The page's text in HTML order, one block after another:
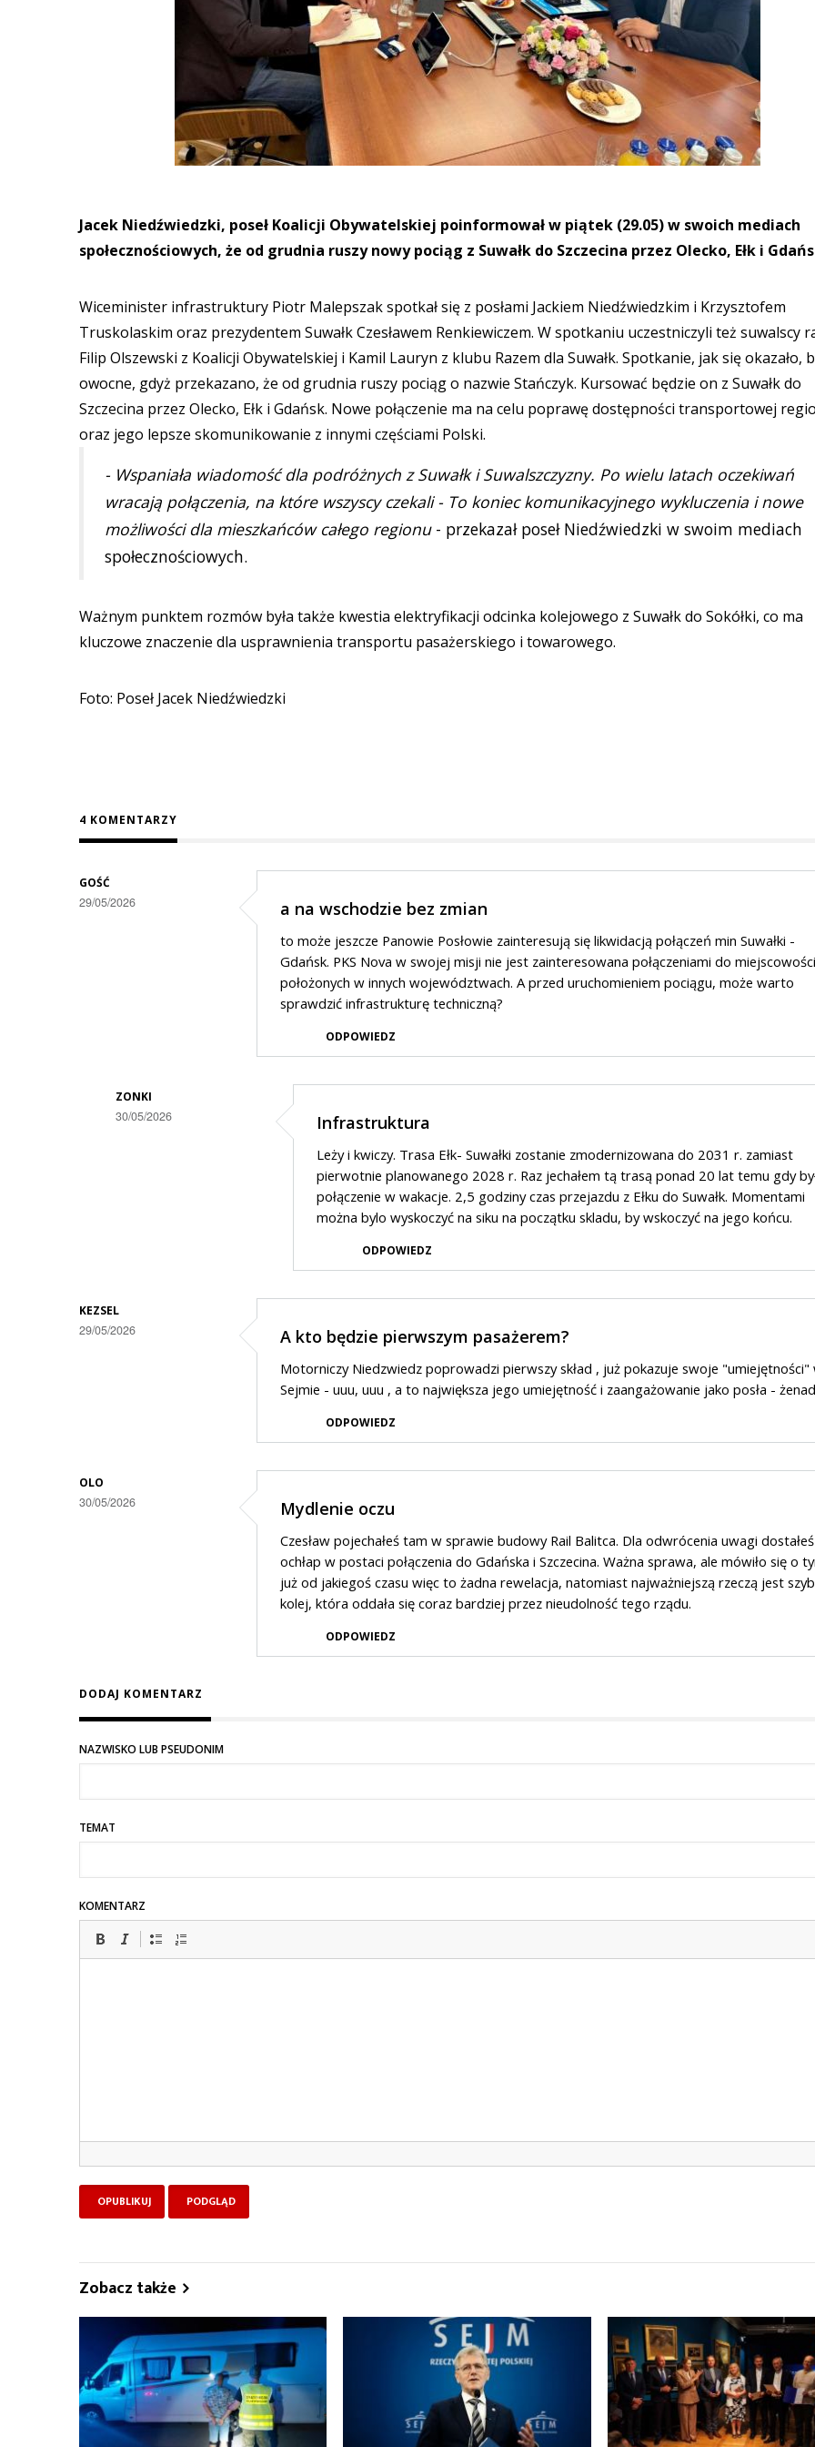
Jacek Niedźwiedzki, poseł Koalicji Obywatelskiej poinformował w piątek (29.05) w swoich mediach
społecznościowych, że od grudnia ruszy nowy pociąg z Suwałk do Szczecina przez Olecko, Ełk i
Wiceminister infrastruktury Piotr Malepszak spotkał się z posłami Jackiem Niedźwiedzkim i Krzysztofem
Truskolaskim oraz prezydentem Suwałk Czesławem Renkiewiczem. W spotkaniu uczestniczyli też suwalscy
Filip Olszewski z Koalicji Obywatelskiej i Kamil Lauryn z klubu Razem dla Suwałk. Spotkanie, jak się okazało,
owocne, gdyż przekazano, że od grudnia ruszy pociąg o nazwie Stańczyk. Kursować będzie on z Suwałk do
Szczecina przez Olecko, Ełk i Gdańsk. Nowe połączenie ma na celu poprawę dostępności transportowej
oraz jego lepsze skomunikowanie z innymi częściami Polski.
- Wspaniała wiadomość dla podróżnych z Suwałk i Suwalszczyzny. Po wielu latach oczekiwań
wracają połączenia, na które wszyscy czekali - To koniec komunikacyjnego wykluczenia i nowe
możliwości dla mieszkańców całego regionu - przekazał poseł Niedźwiedzki w swoim mediach
społecznościowych.
Ważnym punktem rozmów była także kwestia elektryfikacji odcinka kolejowego z Suwałk do Sokółki, co ma
kluczowe znaczenie dla usprawnienia transportu pasażerskiego i towarowego.
Foto: Poseł Jacek Niedźwiedzki
4 KOMENTARZY
GOŚĆ
29/05/2026 a na wschodzie bez zmian
to może jeszcze Panowie Posłowie zainteresują się likwidacją połączeń min Suwałki -
Gdańsk. PKS Nova w swojej misji nie jest zainteresowana połączeniami do miejscowości
położonych w innych województwach. A przed uruchomieniem pociągu, może warto
sprawdzić infrastrukturę techniczną?
ODPOWIEDZ
ZONKI
30/05/2026
na
Infrastruktura
Leży i kwiczy. Trasa Ełk- Suwałki zostanie zmodernizowana do 2031 r. zamiast
pierwotnie planowanego 2028 r. Raz jechałem tą trasą ponad 20 lat temu gdy
połączenie w wakacje. 2,5 godziny czas przejazdu z Ełku do Suwałk. Momentami
można bylo wyskoczyć na siku na początku skladu, by wskoczyć na jego końcu.
ODPOWIEDZ
KEZSEL
29/05/2026 A kto będzie pierwszym pasażerem?
Motorniczy Niedzwiedz poprowadzi pierwszy skład , już pokazuje swoje "umiejętności"
Sejmie - uuu, uuu , a to największa jego umiejętność i zaangażowanie jako posła -
ODPOWIEDZ
OLO
30/05/2026 Mydlenie oczu
Czesław pojechałeś tam w sprawie budowy Rail Balitca. Dla odwrócenia uwagi dostałeś
ochłap w postaci połączenia do Gdańska i Szczecina. Ważna sprawa, ale mówiło się o
już od jakiegoś czasu więc to żadna rewelacja, natomiast najważniejszą rzeczą jest
kolej, która oddała się coraz bardziej przez nieudolność tego rządu.
ODPOWIEDZ
DODAJ KOMENTARZ
NAZWISKO LUB PSEUDONIM
TEMAT
KOMENTARZ
Zobacz także